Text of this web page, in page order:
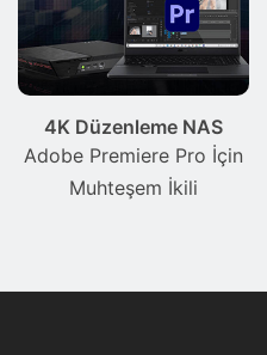
4K Düzenleme NAS
Adobe Premiere Pro İçin
Muhteşem İkili